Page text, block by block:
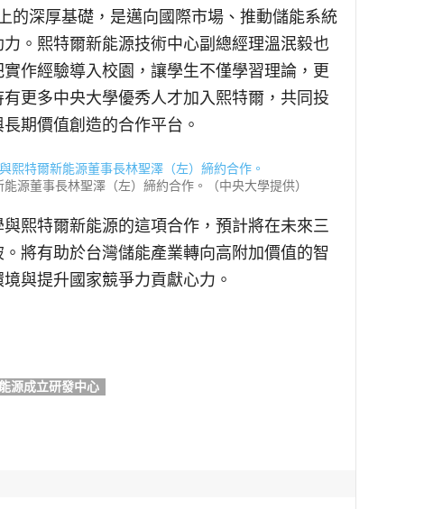
的深厚基礎，是邁向國際市場、推動儲能系統
。熙特爾新能源技術中心副總經理溫泯毅也
作經驗導入校園，讓學生不僅學習理論，更
更多中央大學優秀人才加入熙特爾，共同投
期價值創造的合作平台。
源董事長林聖澤（左）締約合作。（中央大學提供）
熙特爾新能源的這項合作，預計將在未來三
將有助於台灣儲能產業轉向高附加價值的智
與提升國家競爭力貢獻心力。
源成立研發中心